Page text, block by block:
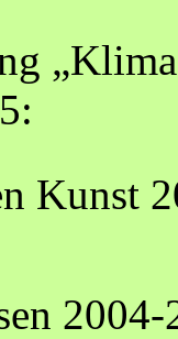
Kunst